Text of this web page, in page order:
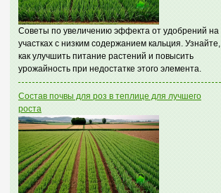
Советы по увеличению эффекта от удобрений на
участках с низким содержанием кальция. Узнайте,
как улучшить питание растений и повысить
урожайность при недостатке этого элемента.
Состав почвы для роз в теплице для лучшего
роста